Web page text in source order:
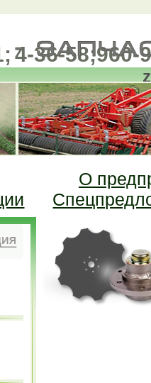
4-36-58;960-
О